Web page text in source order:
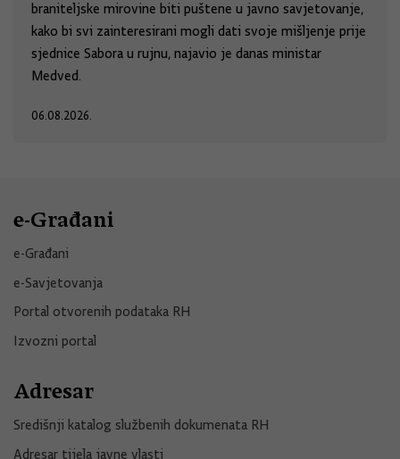
braniteljske mirovine biti puštene u javno savjetovanje,
kako bi svi zainteresirani mogli dati svoje mišljenje prije
sjednice Sabora u rujnu, najavio je danas ministar
Medved.
06.08.2026.
e-Građani
e-Građani
e-Savjetovanja
Portal otvorenih podataka RH
Izvozni portal
Adresar
Središnji katalog službenih dokumenata RH
Adresar tijela javne vlasti